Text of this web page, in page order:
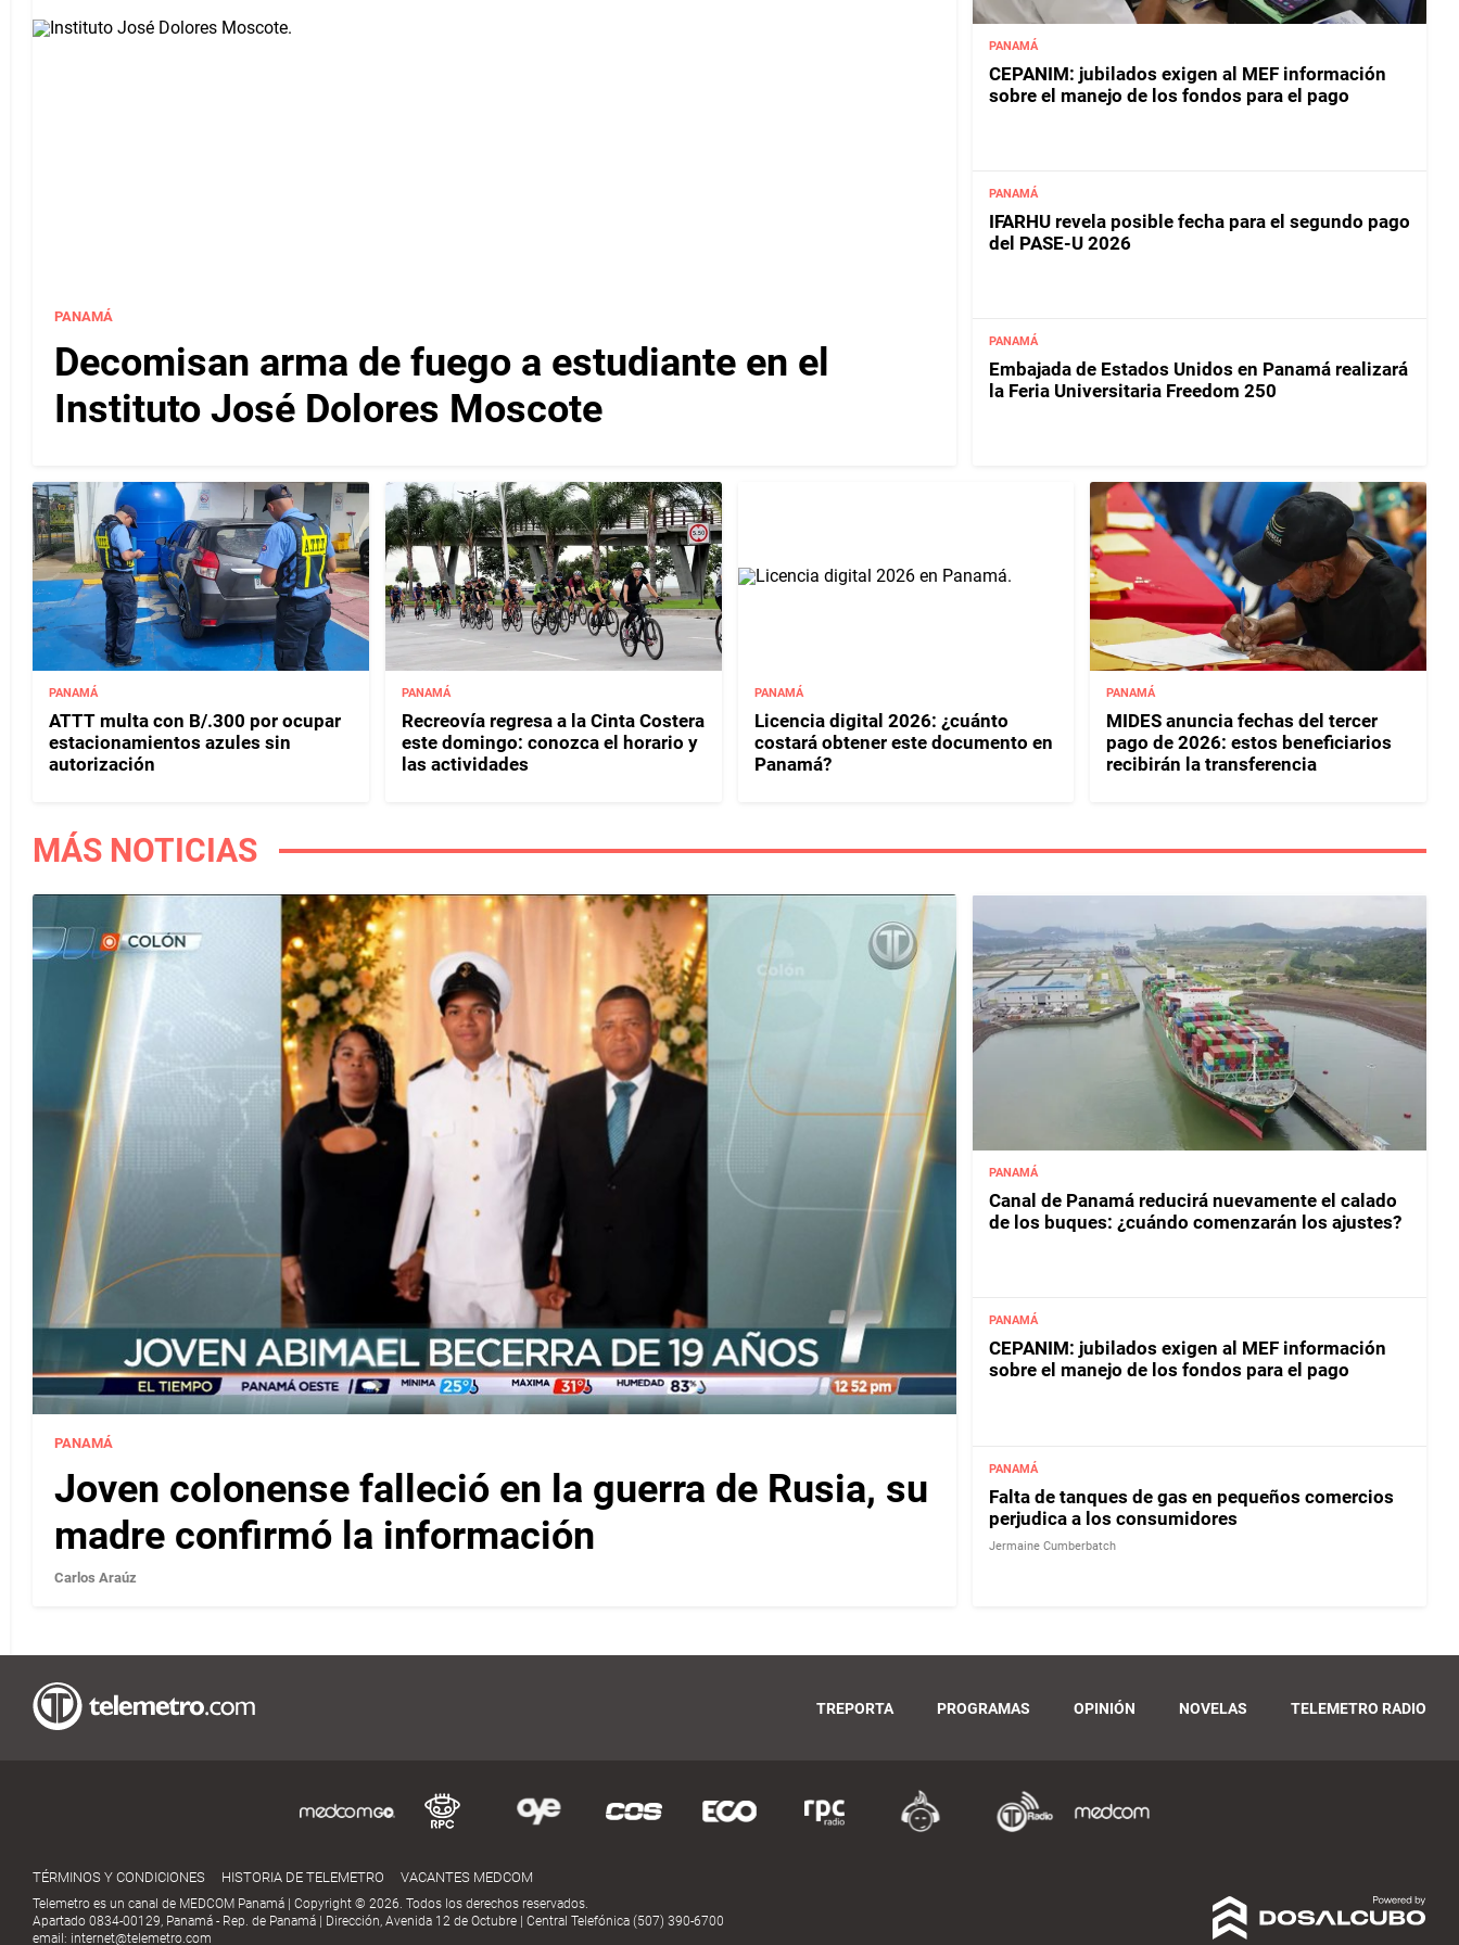
PANAMÁ
Decomisan arma de fuego a estudiante en el
Instituto José Dolores Moscote
PANAMÁ
CEPANIM: jubilados exigen al MEF información
sobre el manejo de los fondos para el pago
PANAMÁ
IFARHU revela posible fecha para el segundo pago
del PASE-U 2026
PANAMÁ
Embajada de Estados Unidos en Panamá realizará
la Feria Universitaria Freedom 250
PANAMÁ
ATTT multa con B/.300 por ocupar
estacionamientos azules sin
autorización
PANAMÁ
Recreovía regresa a la Cinta Costera
este domingo: conozca el horario y
las actividades
PANAMÁ
Licencia digital 2026: ¿cuánto
costará obtener este documento en
Panamá?
PANAMÁ
MIDES anuncia fechas del tercer
pago de 2026: estos beneficiarios
recibirán la transferencia
MÁS NOTICIAS
PANAMÁ
Joven colonense falleció en la guerra de Rusia, su
madre confirmó la información
Carlos Araúz
PANAMÁ
Canal de Panamá reducirá nuevamente el calado
de los buques: ¿cuándo comenzarán los ajustes?
PANAMÁ
CEPANIM: jubilados exigen al MEF información
sobre el manejo de los fondos para el pago
PANAMÁ
Falta de tanques de gas en pequeños comercios
perjudica a los consumidores
Jermaine Cumberbatch
TREPORTA PROGRAMAS OPINIÓN NOVELAS TELEMETRO RADIO
TÉRMINOS Y CONDICIONES HISTORIA DE TELEMETRO VACANTES MEDCOM
Telemetro es un canal de MEDCOM Panamá | Copyright © 2026. Todos los derechos reservados.
Apartado 0834-00129, Panamá - Rep. de Panamá | Dirección, Avenida 12 de Octubre | Central Telefónica (507) 390-6700
email: internet@telemetro.com